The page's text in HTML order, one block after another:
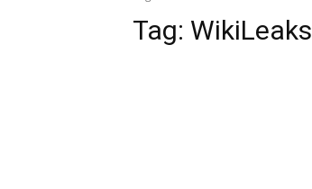
Tag: WikiLeaks